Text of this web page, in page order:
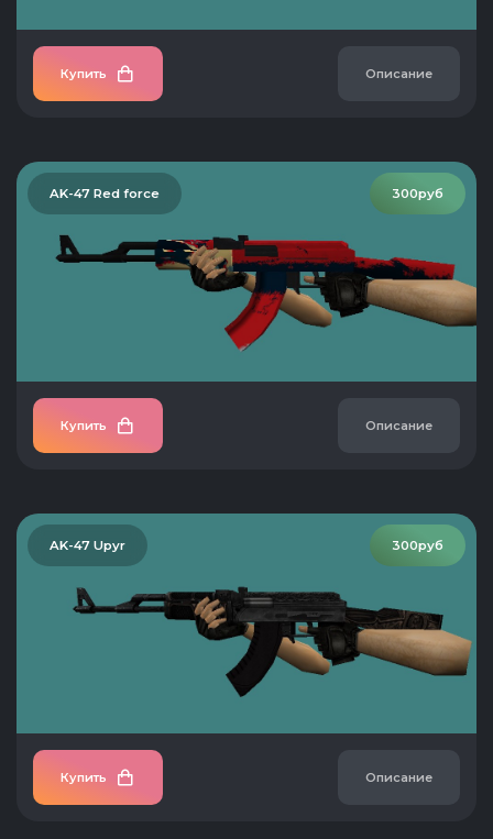
Купить Описание
300руб
AK-47 Red force
Купить Описание
300руб
AK-47 Upyr
Купить Описание